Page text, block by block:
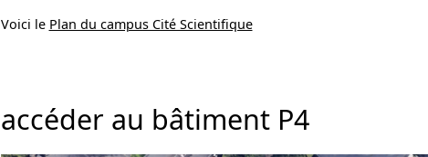
Voici le Plan du campus Cité Scientifique
accéder au bâtiment P4